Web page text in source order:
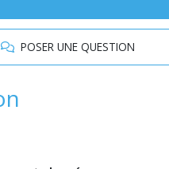
POSER UNE QUESTION